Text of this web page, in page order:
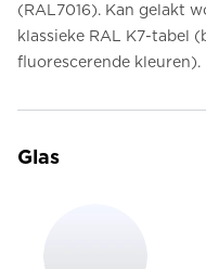
(RAL7016). Kan gelakt
klassieke RAL K7-tabel
fluorescerende kleuren).
Glas